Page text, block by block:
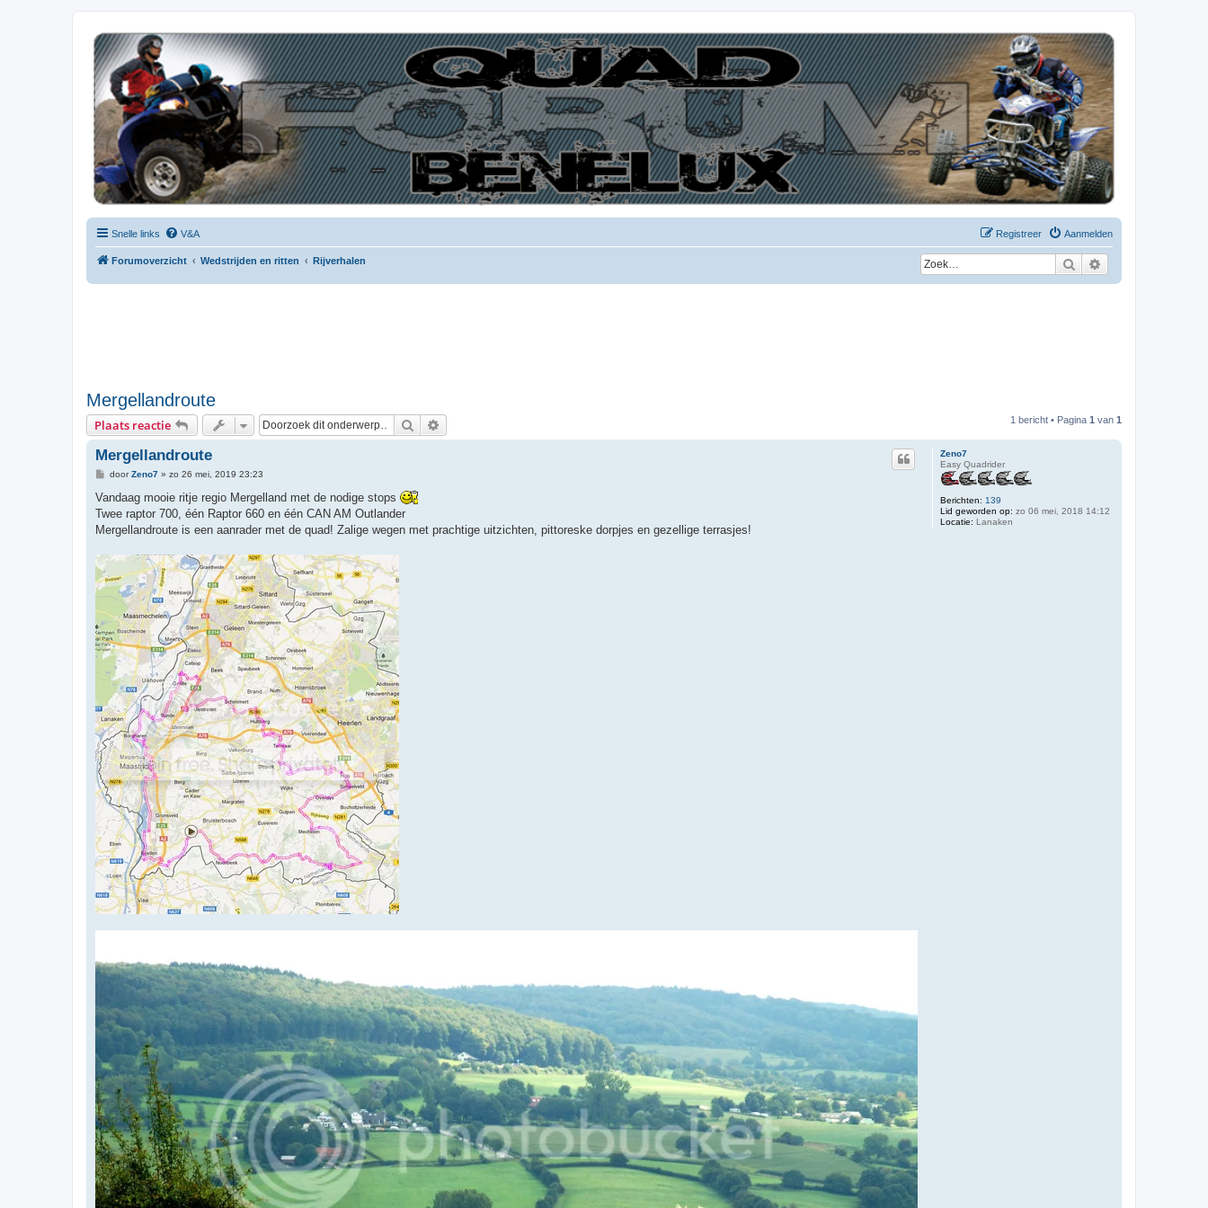
| QFB |
Hét quadforum van de Benelux
Snelle links V&A Aanmelden
Registreer
Forumoverzicht Wedstrijden en ritten Rijverhalen Zoek
Mergellandroute
Plaats reactie Zoek 1 bericht • Pagina 1 van 1
Zeno7
Easy Quadrider
Berichten: 139
Lid geworden op: zo 06 mei, 2018 14:12
Locatie: Lanaken
Mergellandroute
B
r
c
h
doorZeno7» zo 26 mei, 2019 23:23
Vandaag mooie ritje regio Mergelland met de nodige stops
Twee raptor 700, één Raptor 660 en één CAN AM Outlander
Mergellandroute is een aanrader met de quad! Zalige wegen met prachtige uitzichten, pittoreske dorpjes en gezellige terrasjes!